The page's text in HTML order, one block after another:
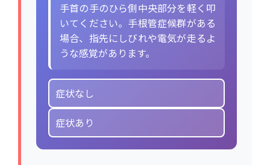
手首の手のひら側中央部分を軽く叩
いてください。手根管症候群がある
場合、指先にしびれや電気が走るよ
うな感覚があります。
症状なし
症状あり